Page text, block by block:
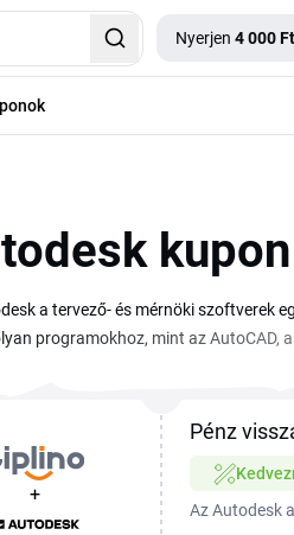
Nyerjen 4 000
kupon
a tervező- és mérnöki szoftverek
programokhoz, mint az AutoCAD,
áron tervezhetsz tovább.
feltételekkel érhetők el.
+
Pénz
Az Autodesk